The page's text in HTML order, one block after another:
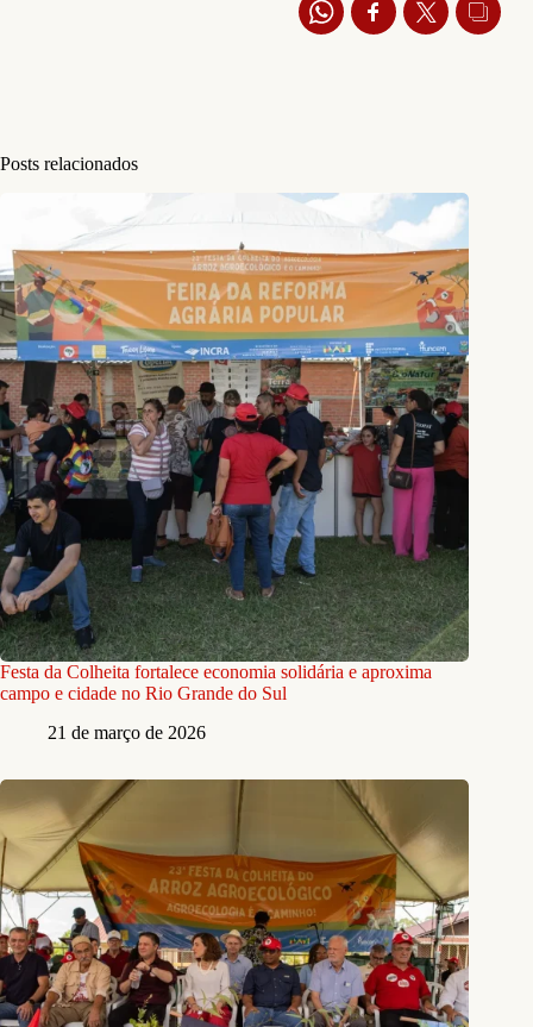
Posts relacionados
Festa da Colheita fortalece economia solidária e aproxima
campo e cidade no Rio Grande do Sul
21 de março de 2026